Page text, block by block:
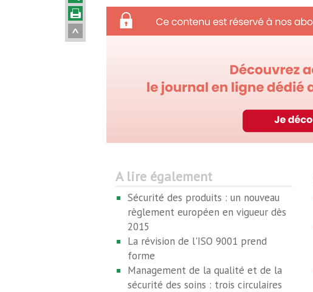
A lire également
Sécurité des produits : un nouveau
règlement européen en vigueur dès
2015
La révision de l'ISO 9001 prend
forme
Management de la qualité et de la
sécurité des soins : trois circulaires